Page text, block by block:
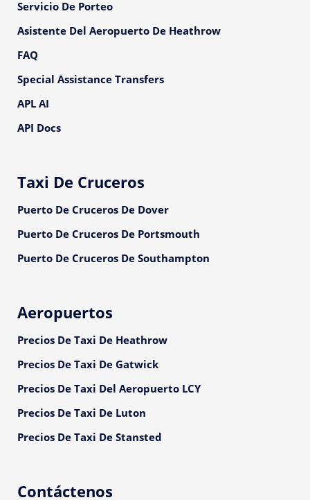
Servicio De Porteo
Asistente Del Aeropuerto De Heathrow
FAQ
Special Assistance Transfers
APL AI
API Docs
Taxi De Cruceros
Puerto De Cruceros De Dover
Puerto De Cruceros De Portsmouth
Puerto De Cruceros De Southampton
Aeropuertos
Precios De Taxi De Heathrow
Precios De Taxi De Gatwick
Precios De Taxi Del Aeropuerto LCY
Precios De Taxi De Luton
Precios De Taxi De Stansted
Contáctenos